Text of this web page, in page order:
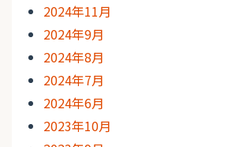
2024年11月
2024年9月
2024年8月
2024年7月
2024年6月
2023年10月